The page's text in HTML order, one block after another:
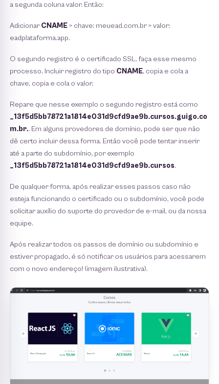
a segunda coluna valor. Então:
Adicionar CNAME > chave: meuead.com.br > valor:
eadplataforma.app.
O segundo registro é o certificado SSL, faça esse mesmo
processo. Incluir registro do tipo CNAME, copia e cola a
chave, copia e cola o valor.
Repare que nesse exemplo o segundo registro está como
_13f5d5bb78721a1814e031d9cfd9ae9b.cursos.guigo.co
m.br.. Em alguns provedores de domínio, pode ser que não
dê certo incluir dessa forma. Então você pode tentar inserir
até a parte do subdomínio, por exemplo
_13f5d5bb78721a1814e031d9cfd9ae9b.cursos.
De qualquer forma, após realizar esses passos caso não
esteja funcionando o certificado ou o subdomínio, você pode
solicitar auxílio do suporte do provedor de e-mail, ou da nossa
equipe.
Após realizar todos os passos de domínio ou subdomínio e
estiver propagado, é só notificar os usuários para acessarem
com o novo endereço! (imagem ilustrativa).